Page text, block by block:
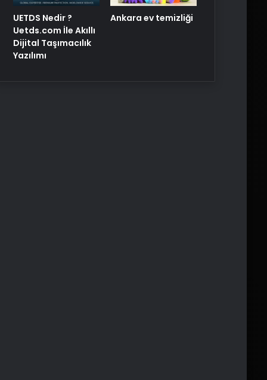
UETDS Nedir ?
Uetds.com İle Akıllı
Dijital Taşımacılık
Yazılımı
Ankara ev temizliği